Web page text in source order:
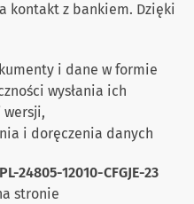
kontakt z bankiem. Dzięki
i dane w formie
wysłania ich
i doręczenia danych
24805-12010-CFGJE-23
stronie